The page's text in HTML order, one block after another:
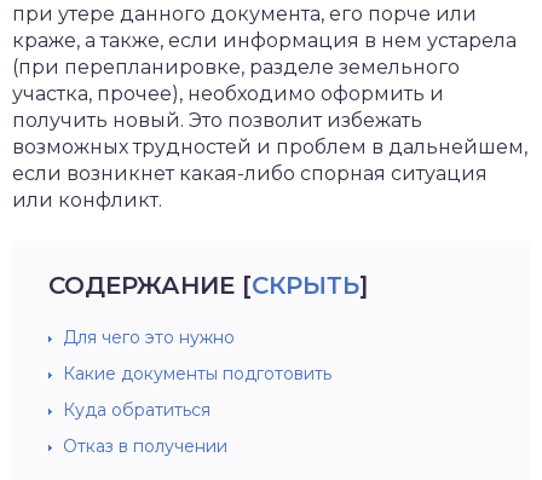
при утере данного документа, его порче или
краже, а также, если информация в нем устарела
(при перепланировке, разделе земельного
участка, прочее), необходимо оформить и
получить новый. Это позволит избежать
возможных трудностей и проблем в дальнейшем,
если возникнет какая-либо спорная ситуация
или конфликт.
СОДЕРЖАНИЕ [СКРЫТЬ]
Для чего это нужно
Какие документы подготовить
Куда обратиться
Отказ в получении